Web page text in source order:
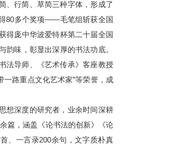
、行简、草简三种字体，形成了
80多个奖项——毛笔组斩获全国
得庞中华波爱特杯第二十届全国
味，彰显出深厚的书法功底。
法导师、《艺术传承》客座教授
一路重点文化艺术家”等荣誉，成
想深度的研究者，业余时间深耕
篇，涵盖《论书法的创新》《论
、一言录200余句，文字质朴真